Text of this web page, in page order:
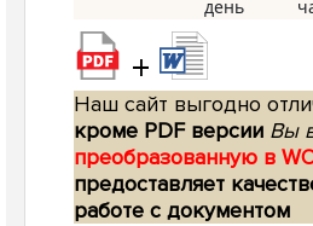
+
Наш сайт выгодно
кроме PDF версии Вы
преобразованную в
предоставляет
работе с документом